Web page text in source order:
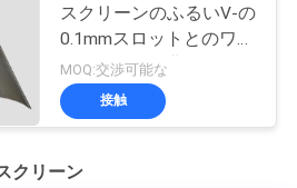
スクリーンのふるいV-の
0.1mmスロットとのワイ
ヤーによって曲げられる
くねりの形
MOQ:交渉可能な
接触
クリーン